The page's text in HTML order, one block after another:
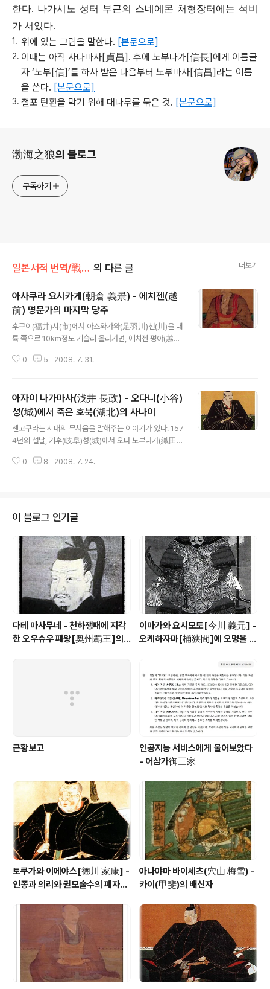
한다. 나가시노 성터 부근의 스네에몬 처형장터에는 석비
가 서있다.
위에 있는 그림을 말한다. [본문으로]
이때는 아직 사다마사[貞昌]. 후에 노부나가[信長]에게 이름글
자 ‘노부[信]’를 하사 받은 다음부터 노부마사[信昌]라는 이름
을 쓴다. [본문으로]
철포 탄환을 막기 위해 대나무를 묶은 것. [본문으로]
渤海之狼의 블로그
구독하기
일본서적 번역/戰國武將100話 의 다른 글 더보기
아사쿠라 요시카게(朝倉 義景) - 에치젠(越
前) 명문가의 마지막 당주
후쿠이(福井)시(市)에서 아스와가와(足羽川)천(川)을 내
륙 쪽으로 10km정도 거슬러 올라가면, 에치젠 평야(越前
을로 들어간다. 거기가 이치죠우다니(一乗谷)다. 지금은
년이 되어 이 지역은 갑자기 주목 받았다. 아사쿠라 씨(氏)
의 저택이 발굴 조사되어 거의 그 전모가 확실히 드러난 것
이다. 이로 인해 센고쿠다이묘우(戦国大名)의 생활 실태
라는 것이 생생히 떠오르게 되었다. 저택의 유적 전체가 탄
흙과 재로 구성된 층으로 덮여 주춧돌이나 정원석(庭園
石)의 겉은 타고 금이 가 있는 것이 확인되었다. 1573년..
0 5 2008. 7. 31.
아자이 나가마사(浅井 長政) - 오다니(小谷)
성(城)에서 죽은 호북(湖北)의 사나이
센고쿠라는 시대의 무서움을 말해주는 이야기가 있다. 157
4년의 설날, 기후(岐阜)성(城)에서 오다 노부나가(織田
우(大名)들이 물러간 뒤 친위대(馬廻り) 장수들만의 술자
노부나가가 꺼낸 내용물을 보고 자리는 일순 정적에 휩싸
였다. 아름다운 금은으로 채색되어 있지만, 인간의 두개골
인 것만은 틀림이 없었다. 거기에 이름표가 붙어 있었다.
一. 아사쿠라 사쿄우다이부 요시카게[朝倉 左京大夫 義
景] 一. 아자이 시모츠케[浅井 下野(=히사마사(久政)]
一. 아자이 비젠[浅井 備前(=나가..
0 8 2008. 7. 24.
이 블로그 인기글
다테 마사무네 - 천하쟁패에 지각
한 오우슈우 패왕[奥州覇王]의 1
이마가와 요시모토[今川 義元] -
오케하자마[桶狭間]에 오명을 남
근황보고
인공지능 서비스에게 물어보았다
- 어삼가御三家
토쿠가와 이에야스[徳川 家康] -
인종과 의리와 권모술수의 패자
아나야마 바이세츠(穴山 梅雪) -
카이(甲斐)의 배신자